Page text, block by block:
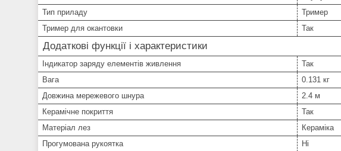
Тип приладу
Тример
Тример для окантовки
Так
Додаткові функції і характеристики
Індикатор заряду елементів живлення
Так
Вага
0.131 кг
Довжина мережевого шнура
2.4 м
Керамічне покриття
Так
Матеріал лез
Кераміка
Прогумована рукоятка
Ні